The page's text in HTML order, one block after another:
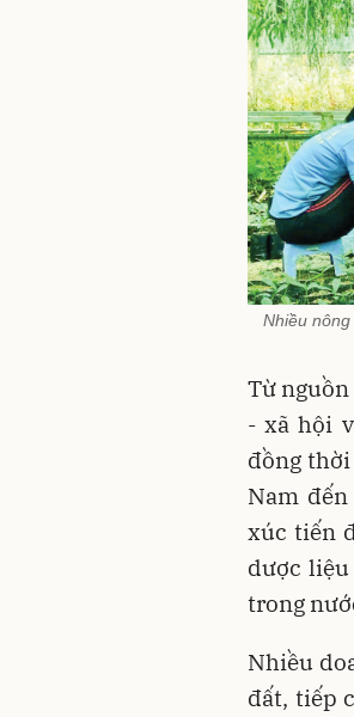
Nhiều
Từ
- xã hội
đồng
Nam
xúc tiến
dược
trong
Nhiều
đất, tiếp